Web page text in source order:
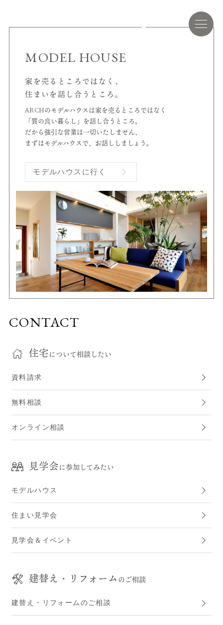
MODEL HOUSE
家を売るところではなく、
住まいを話し合うところ。
ARCHのモデルハウスは家を売るところではなく
「質の良い暮らし」を話し合うところ。
だから強引な営業は一切いたしません、
まずはモデルハウスで、お話ししましょう。
モデルハウスに行く
CONTACT
住宅について相談したい
資料請求
無料相談
オンライン相談
見学会に参加してみたい
モデルハウス
住まい見学会
見学会＆イベント
建替え・リフォーム のご相談
建替え・リフォームのご相談